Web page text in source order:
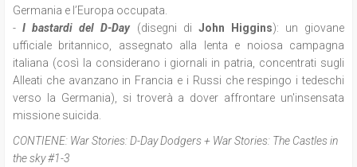
Germania e l’Europa occupata.
-I bastardi del D-Day(disegni di John Higgins): un giovane
ufficiale britannico, assegnato alla lenta e noiosa campagna
italiana (così la considerano i giornali in patria, concentrati sugli
Alleati che avanzano in Francia e i Russi che respingo i tedeschi
verso la Germania), si troverà a dover affrontare un'insensata
missione suicida.
CONTIENE: War Stories: D-Day Dodgers + War Stories: The Castles in
the sky #1-3